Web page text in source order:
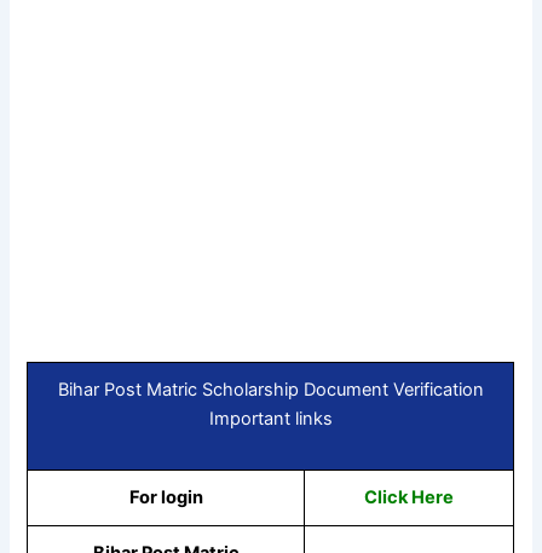
Bihar Post Matric Scholarship Document Verification
Important links
For login Click Here